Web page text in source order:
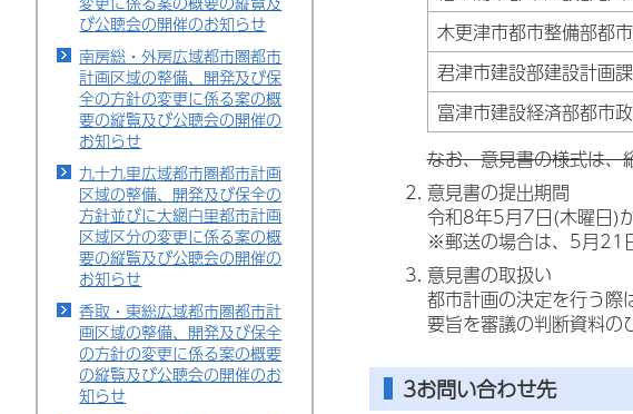
び公聴会の開催のお知らせ
南房総・外房広域都市圏都市
計画区域の整備、開発及び保
全の方針の変更に係る案の概
要の縦覧及び公聴会の開催の
お知らせ
九十九里広域都市圏都市計画
区域の整備、開発及び保全の
方針並びに大網白里都市計画
区域区分の変更に係る案の概
要の縦覧及び公聴会の開催の
お知らせ
香取・東総広域都市圏都市計
画区域の整備、開発及び保全
の方針の変更に係る案の概要
の縦覧及び公聴会の開催のお
知らせ
木更津市都市整備部都
君津市建設部建設計画課
富津市建設経済部都市
なお、意見書の様式は、
意見書の提出期間
令和8年5月7日(木曜日)
※郵送の場合は、5月21
意見書の取扱い
都市計画の決定を行う際
要旨を審議の判断資料の
3お問い合わせ先